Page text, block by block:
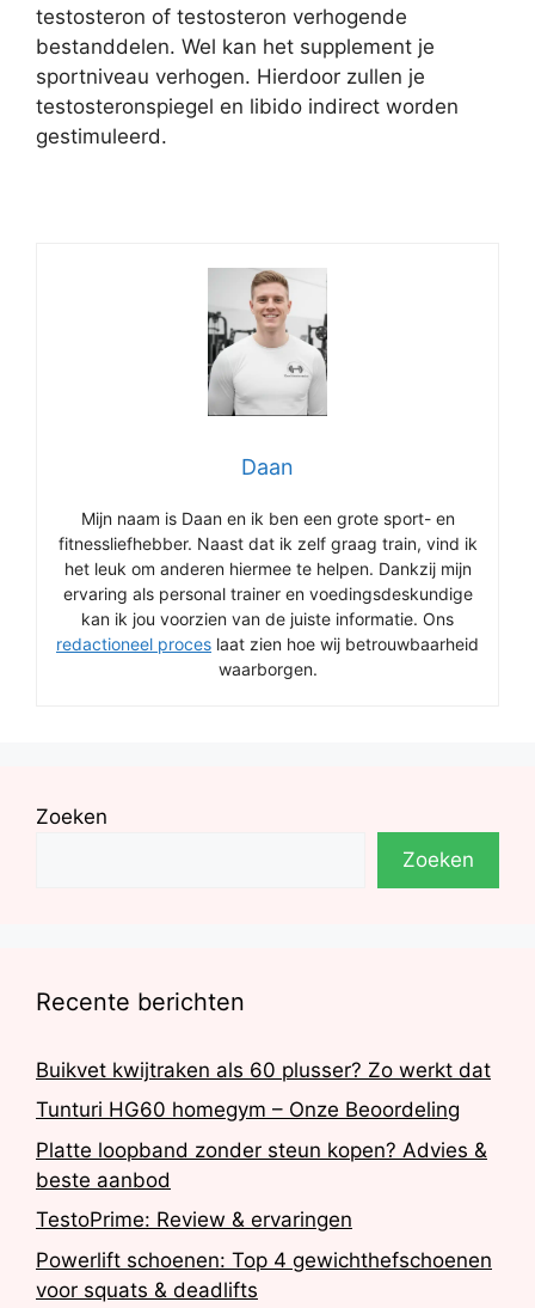
testosteron of testosteron verhogende
bestanddelen. Wel kan het supplement je
sportniveau verhogen. Hierdoor zullen je
testosteronspiegel en libido indirect worden
gestimuleerd.
Daan
Mijn naam is Daan en ik ben een grote sport- en
fitnessliefhebber. Naast dat ik zelf graag train, vind ik
het leuk om anderen hiermee te helpen. Dankzij mijn
ervaring als personal trainer en voedingsdeskundige
kan ik jou voorzien van de juiste informatie. Ons
redactioneel proces laat zien hoe wij betrouwbaarheid
waarborgen.
Zoeken
Zoeken
Recente berichten
Buikvet kwijtraken als 60 plusser? Zo werkt dat
Tunturi HG60 homegym – Onze Beoordeling
Platte loopband zonder steun kopen? Advies &
beste aanbod
TestoPrime: Review & ervaringen
Powerlift schoenen: Top 4 gewichthefschoenen
voor squats & deadlifts